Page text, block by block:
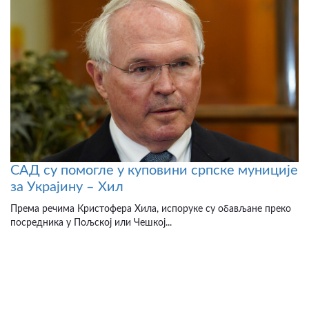
САД су помогле у куповини српске муниције
за Украјину – Хил
Према речима Кристофера Хила, испоруке су обављане преко
посредника у Пољској или Чешкој...